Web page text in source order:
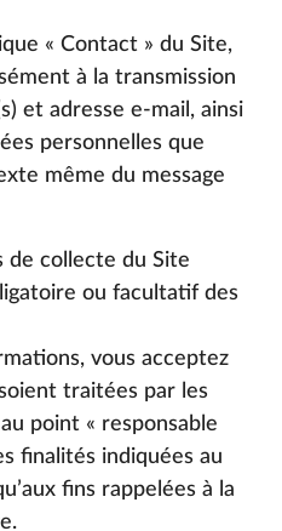
« Contact » du Site,
à la transmission
et adresse e-mail, ainsi
personnelles que
même du message
de collecte du Site
ou facultatif des
vous acceptez
traitées par les
point « responsable
finalités indiquées au
fins rappelées à la